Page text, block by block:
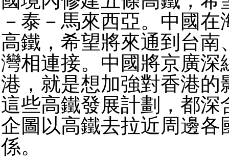
－泰－馬來西亞。中國
高鐵，希望將來通到台南
灣相連接。中國將京廣深
港，就是想加強對香港的
這些高鐵發展計劃，都深
企圖以高鐵去拉近周邊各
係。